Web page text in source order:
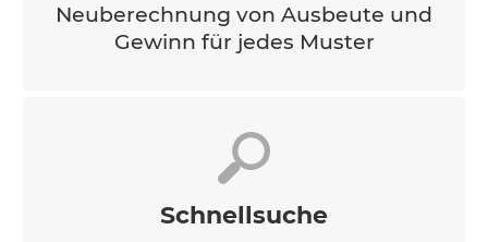
Neuberechnung von Ausbeute und
Gewinn für jedes Muster
Schnellsuche